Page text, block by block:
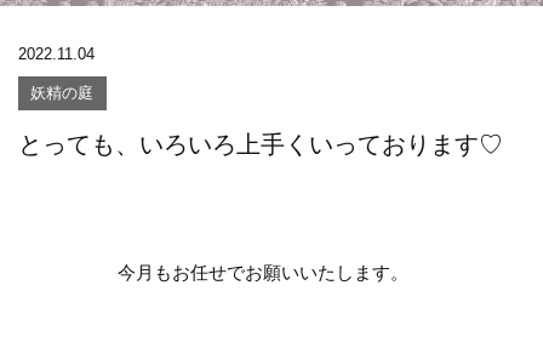
2022.11.04
妖精の庭
とっても、いろいろ上手くいっております♡
今月もお任せでお願いいたします。